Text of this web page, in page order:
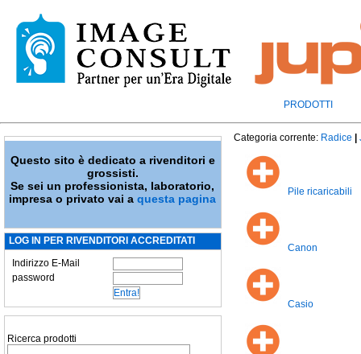
PRODOTTI
Questo sito è dedicato a rivenditori e
grossisti.
Se sei un professionista, laboratorio,
impresa o privato vai aquesta pagina
LOG IN PER RIVENDITORI ACCREDITATI
Indirizzo E-Mail
password
Ricerca prodotti
Categoria corrente: Radice
Pile ricaricabili
Canon
Casio